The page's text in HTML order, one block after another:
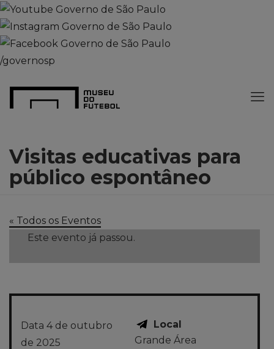
/governosp
Visitas educativas para
público espontâneo
« Todos os Eventos
Este evento já passou.
Data 4 de outubro
de 2025
Local
Grande Área